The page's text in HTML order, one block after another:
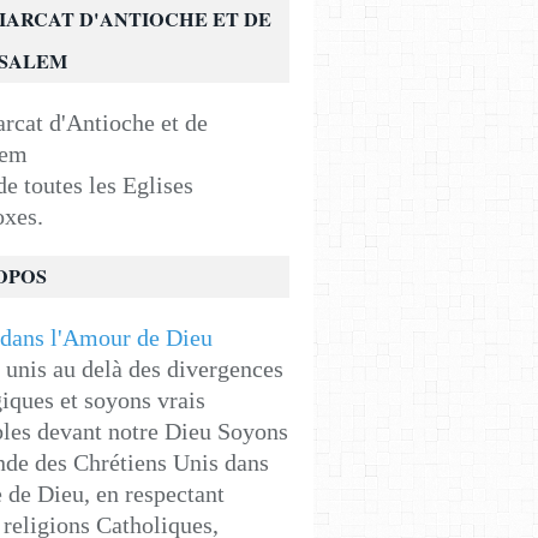
D'ANTIOCHE ET DE
toutes les Eglises
unis au delà des divergences
et soyons vrais
devant notre Dieu Soyons
des Chrétiens Unis dans
Dieu, en respectant
religions Catholiques,